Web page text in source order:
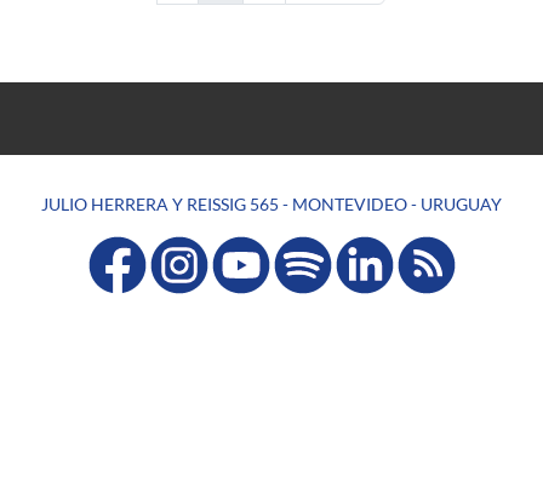
JULIO HERRERA Y REISSIG 565 - MONTEVIDEO - URUGUAY